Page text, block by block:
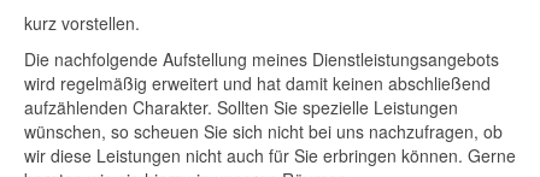
kurz vorstellen.
Die nachfolgende Aufstellung meines Dienstleistungsangebots
wird regelmäßig erweitert und hat damit keinen abschließend
aufzählenden Charakter. Sollten Sie spezielle Leistungen
wünschen, so scheuen Sie sich nicht bei uns nachzufragen, ob
wir diese Leistungen nicht auch für Sie erbringen können. Gerne